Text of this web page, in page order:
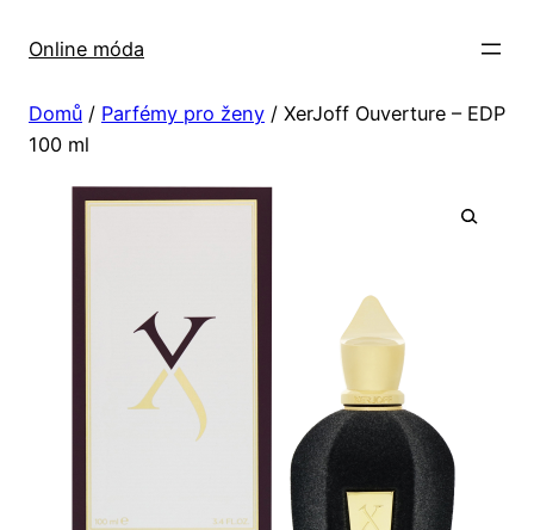
Online móda
Domů / Parfémy pro ženy / XerJoff Ouverture – EDP
100 ml